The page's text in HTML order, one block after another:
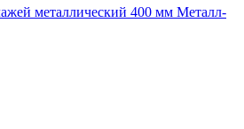
металлический 400 мм Металл-